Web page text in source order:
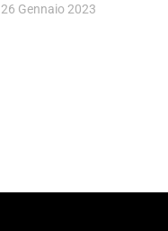
26 Gennaio 2023